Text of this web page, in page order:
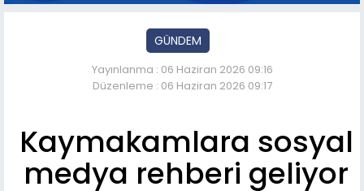
GÜNDEM
Yayınlanma : 06 Haziran 2026 09:16
Düzenleme : 06 Haziran 2026 09:17
Kaymakamlara sosyal
medya rehberi geliyor